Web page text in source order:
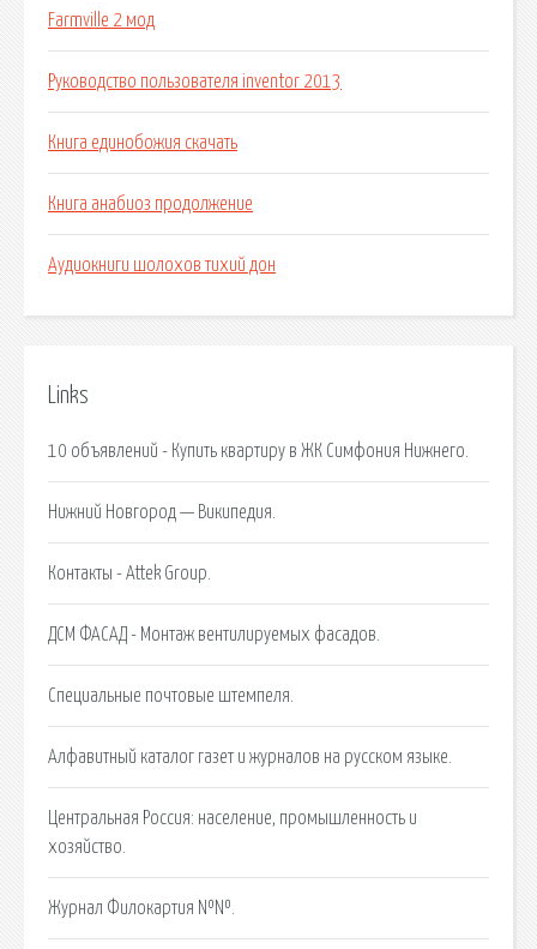
Farmville 2 мод
Руководство пользователя inventor 2013
Книга единобожия скачать
Книга анабиоз продолжение
Аудиокниги шолохов тихий дон
Links
10 объявлений - Купить квартиру в ЖК Симфония Нижнего.
Нижний Новгород — Википедия.
Контакты - Attek Group.
ДСМ ФАСАД - Монтаж вентилируемых фасадов.
Специальные почтовые штемпеля.
Алфавитный каталог газет и журналов на русском языке.
Центральная Россия: население, промышленность и
хозяйство.
Журнал Филокартия №№.